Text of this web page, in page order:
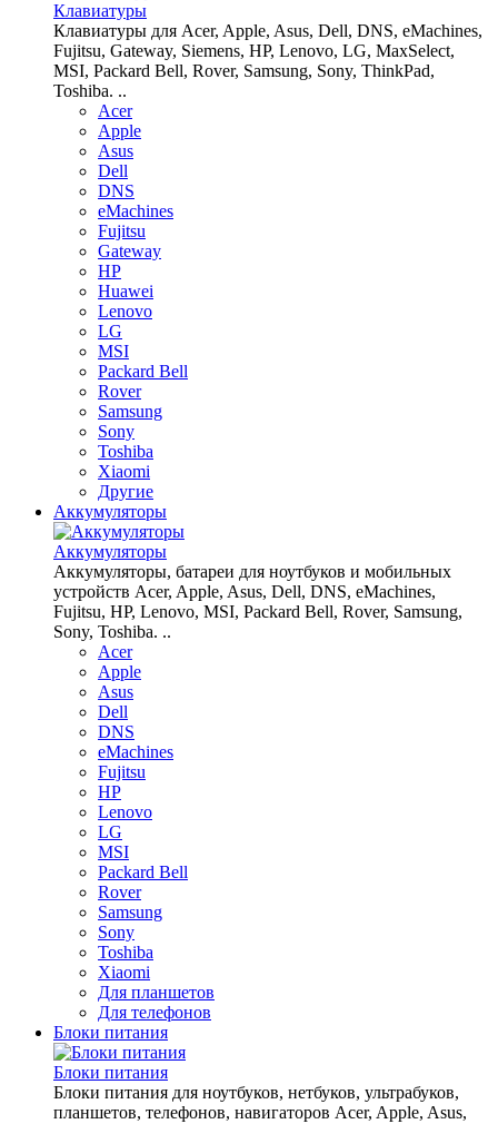
Клавиатуры
Клавиатуры для Acer, Apple, Asus, Dell, DNS, eMachines,
Fujitsu, Gateway, Siemens, HP, Lenovo, LG, MaxSelect,
MSI, Packard Bell, Rover, Samsung, Sony, ThinkPad,
Toshiba. ..
Acer
Apple
Asus
Dell
DNS
eMachines
Fujitsu
Gateway
HP
Huawei
Lenovo
LG
MSI
Packard Bell
Rover
Samsung
Sony
Toshiba
Xiaomi
Другие
Аккумуляторы
Аккумуляторы
Аккумуляторы, батареи для ноутбуков и мобильных
устройств Acer, Apple, Asus, Dell, DNS, eMachines,
Fujitsu, HP, Lenovo, MSI, Packard Bell, Rover, Samsung,
Sony, Toshiba. ..
Acer
Apple
Asus
Dell
DNS
eMachines
Fujitsu
HP
Lenovo
LG
MSI
Packard Bell
Rover
Samsung
Sony
Toshiba
Xiaomi
Для планшетов
Для телефонов
Блоки питания
Блоки питания
Блоки питания для ноутбуков, нетбуков, ультрабуков,
планшетов, телефонов, навигаторов Acer, Apple, Asus,